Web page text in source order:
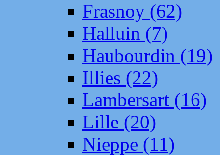
Frasnoy (62)
Halluin (7)
Haubourdin (19)
Illies (22)
Lambersart (16)
Lille (20)
Nieppe (11)